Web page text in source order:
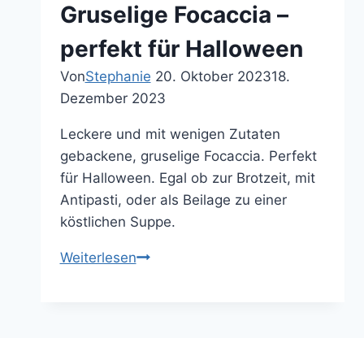
gruselig
für
Gruselige Focaccia –
perfekt für Halloween
VonStephanie 20. Oktober 202318.
Dezember 2023
Leckere und mit wenigen Zutaten
gebackene, gruselige Focaccia. Perfekt
für Halloween. Egal ob zur Brotzeit, mit
Antipasti, oder als Beilage zu einer
köstlichen Suppe.
WeiterlesenGruselige